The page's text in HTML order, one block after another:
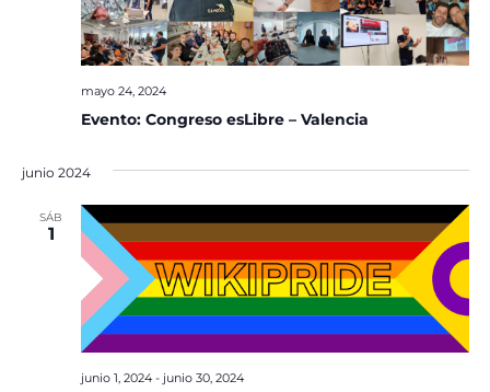
Evento: Congreso esLibre – Valencia
mayo 24, 2024
junio 2024
SÁB
1
junio 1, 2024- junio 30, 2024